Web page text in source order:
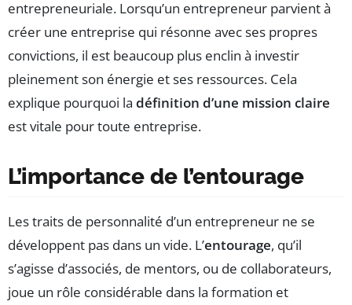
entrepreneuriale. Lorsqu’un entrepreneur parvient à
créer une entreprise qui résonne avec ses propres
convictions, il est beaucoup plus enclin à investir
pleinement son énergie et ses ressources. Cela
explique pourquoi la définition d’une mission claire
est vitale pour toute entreprise.
L’importance de l’entourage
Les traits de personnalité d’un entrepreneur ne se
développent pas dans un vide. L’entourage, qu’il
s’agisse d’associés, de mentors, ou de collaborateurs,
joue un rôle considérable dans la formation et